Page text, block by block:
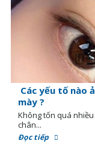
Các yếu tố nào
mày ?
Không tốn quá
chân...
Đọc tiếp